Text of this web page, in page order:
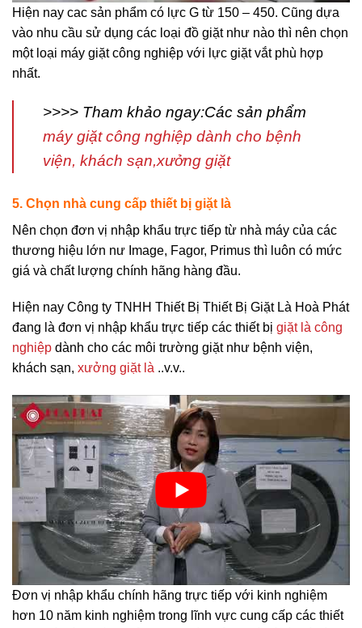
Hiện nay cac sản phẩm có lực G từ 150 – 450. Cũng dựa
vào nhu cầu sử dụng các loại đồ giặt như nào thì nên chọn
một loại máy giặt công nghiệp với lực giặt vắt phù hợp
nhất.
>>>> Tham khảo ngay:Các sản phẩm
máy giặt công nghiệp dành cho bệnh
viện, khách sạn,xưởng giặt
5. Chọn nhà cung cấp thiết bị giặt là
Nên chọn đơn vị nhập khẩu trực tiếp từ nhà máy của các
thương hiệu lớn nư Image, Fagor, Primus thì luôn có mức
giá và chất lượng chính hãng hàng đầu.
Hiện nay Công ty TNHH Thiết Bị Thiết Bị Giặt Là Hoà Phát
đang là đơn vị nhập khẩu trực tiếp các thiết bị giặt là công
nghiệp dành cho các môi trường giặt như bệnh viện,
khách sạn, xưởng giặt là ..v.v..
Đơn vị nhập khẩu chính hãng trực tiếp với kinh nghiệm
hơn 10 năm kinh nghiệm trong lĩnh vực cung cấp các thiết